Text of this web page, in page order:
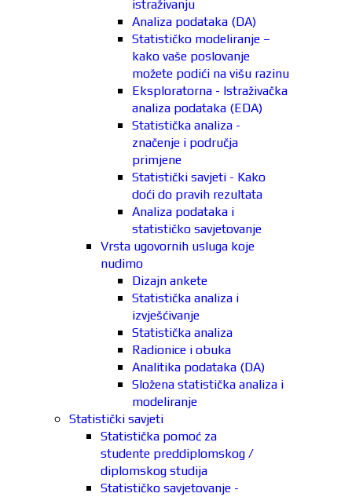
istraživanju
Analiza podataka (DA)
Statističko modeliranje –
kako vaše poslovanje
možete podići na višu razinu
Eksploratorna - Istraživačka
analiza podataka (EDA)
Statistička analiza -
značenje i područja
primjene
Statistički savjeti - Kako
doći do pravih rezultata
Analiza podataka i
statističko savjetovanje
Vrsta ugovornih usluga koje
nudimo
Dizajn ankete
Statistička analiza i
izvješćivanje
Statistička analiza
Radionice i obuka
Analitika podataka (DA)
Složena statistička analiza i
modeliranje
Statistički savjeti
Statistička pomoć za
studente preddiplomskog /
diplomskog studija
Statističko savjetovanje -